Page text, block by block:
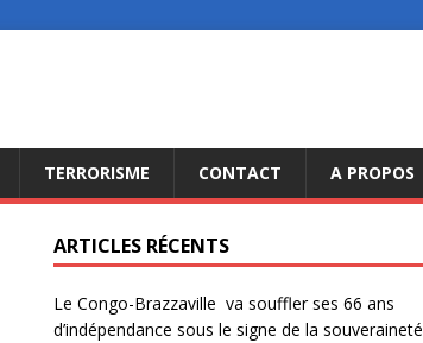
TERRORISME CONTACT A PROPOS
ARTICLES RÉCENTS
Le Congo-Brazzaville va souffler ses 66 ans
d’indépendance sous le signe de la souveraineté